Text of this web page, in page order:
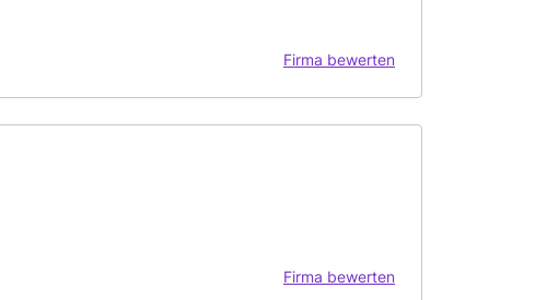
Firma bewerten
Firma bewerten